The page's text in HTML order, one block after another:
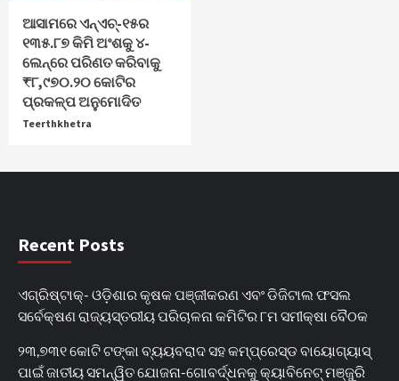
ଆସାମରେ ଏନ୍ଏଚ୍-୧୫ର
୧୩୫.୮୭ କିମି ଅଂଶକୁ ୪-
ଲେନ୍‌ରେ ପରିଣତ କରିବାକୁ
₹୮,୯୭୦.୨୦ କୋଟିର
ପ୍ରକଳ୍ପ ଅନୁମୋଦିତ
Teerthkhetra
Recent Posts
ଏଗ୍ରିଷ୍ଟାକ୍‌- ଓଡ଼ିଶାର କୃଷକ ପଞ୍ଜୀକରଣ ଏବଂ ଡିଜିଟାଲ ଫସଲ
ସର୍ବେକ୍ଷଣ ରାଜ୍ୟସ୍ତରୀୟ ପରିଚାଳନା କମିଟିର ୮ମ ସମୀକ୍ଷା ବୈଠକ
୨୩,୭୩୧ କୋଟି ଟଙ୍କା ବ୍ୟୟବରାଦ ସହ କମ୍ପ୍ରେସ୍ଡ ବାୟୋଗ୍ୟାସ୍
ପାଇଁ ଜାତୀୟ ସମନ୍ୱିତ ଯୋଜନା-ଗୋବର୍ଦ୍ଧନକୁ କ୍ୟାବିନେଟ୍‌ ମଞ୍ଜୁରି